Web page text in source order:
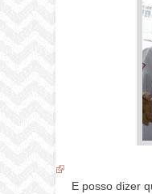
E posso dizer